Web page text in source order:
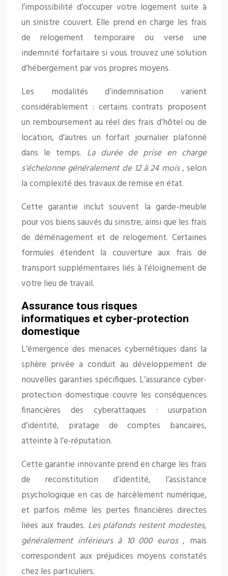
l’impossibilité d’occuper votre logement suite à
un sinistre couvert. Elle prend en charge les frais
de relogement temporaire ou verse une
indemnité forfaitaire si vous trouvez une solution
d’hébergement par vos propres moyens.
Les modalités d’indemnisation varient
considérablement : certains contrats proposent
un remboursement au réel des frais d’hôtel ou de
location, d’autres un forfait journalier plafonné
dans le temps. La durée de prise en charge
s’échelonne généralement de 12 à 24 mois, selon
la complexité des travaux de remise en état.
Cette garantie inclut souvent la garde-meuble
pour vos biens sauvés du sinistre, ainsi que les frais
de déménagement et de relogement. Certaines
formules étendent la couverture aux frais de
transport supplémentaires liés à l’éloignement de
votre lieu de travail.
Assurance tous risques
informatiques et cyber-protection
domestique
L’émergence des menaces cybernétiques dans la
sphère privée a conduit au développement de
nouvelles garanties spécifiques. L’assurance cyber-
protection domestique couvre les conséquences
financières des cyberattaques : usurpation
d’identité, piratage de comptes bancaires,
atteinte à l’e-réputation.
Cette garantie innovante prend en charge les frais
de reconstitution d’identité, l’assistance
psychologique en cas de harcèlement numérique,
et parfois même les pertes financières directes
liées aux fraudes. Les plafonds restent modestes,
généralement inférieurs à 10 000 euros, mais
correspondent aux préjudices moyens constatés
chez les particuliers.